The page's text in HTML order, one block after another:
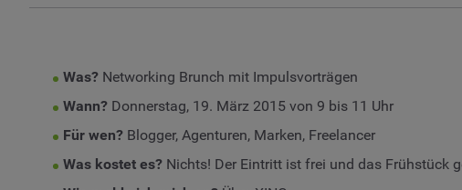
Was?Networking Brunch mit Impulsvorträgen
Wann?Donnerstag, 19. März 2015 von 9 bis 11 Uhr
Für wen?Blogger, Agenturen, Marken, Freelancer
Was kostet es?Nichts! Der Eintritt ist frei und das Frühstück